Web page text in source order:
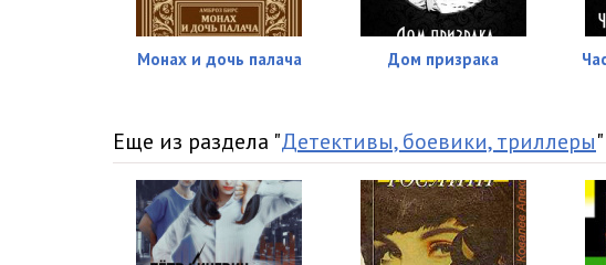
Монах и дочь палача Дом призрака
Еще из раздела "Детективы, боевики, триллеры"